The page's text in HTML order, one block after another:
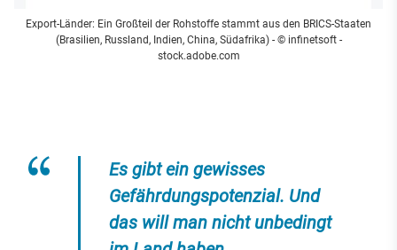
Export-Länder: Ein Großteil der Rohstoffe stammt aus den BRICS-Staaten
(Brasilien, Russland, Indien, China, Südafrika)- © infinetsoft -
stock.adobe.com
Es gibt ein gewisses
Gefährdungspotenzial. Und
das will man nicht unbedingt